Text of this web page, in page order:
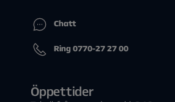
Chatt
Ring 0770-27 27 00
Öppettider